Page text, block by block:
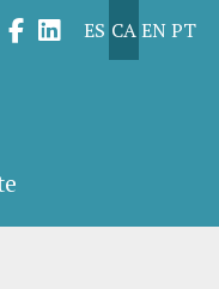
ES CAENPT
a youtube
Link a twitter
Link a facebook
Link a